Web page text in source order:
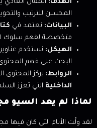
الهدف: المقال
المحسن للترتيب
البيانات: نعتمد في
متخصصة لفهم سلوك
الهيكل:
البحث على فهم
الروابط: يركز
الداخلية التي تعزز
لماذا لم يعد السيو
لقد ولّت الأيام التي كان فيها